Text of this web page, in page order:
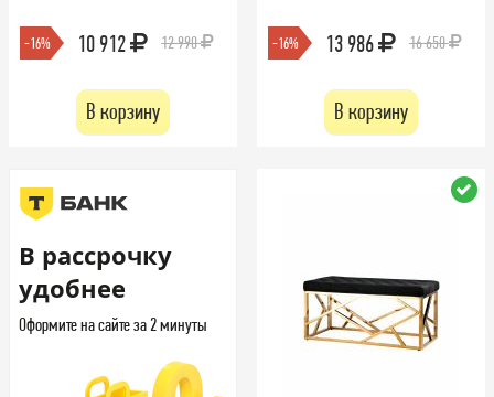
-16% 10 912 12 990
В корзину
-16% 13 986 16 650
В корзину
В рассрочку
удобнее
Оформите на сайте за 2 минуты